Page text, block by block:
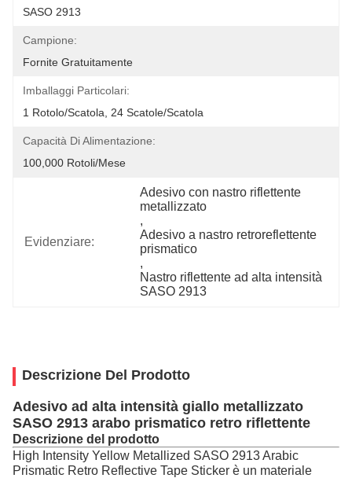
SASO 2913
Campione:
Fornite Gratuitamente
Imballaggi Particolari:
1 Rotolo/scatola, 24 Scatole/scatola
Capacità Di Alimentazione:
100,000 Rotoli/mese
Evidenziare:
Adesivo con nastro riflettente
metallizzato
,
Adesivo a nastro retroreflettente
prismatico
,
Nastro riflettente ad alta intensità
SASO 2913
Descrizione Del Prodotto
Adesivo ad alta intensità giallo metallizzato
SASO 2913 arabo prismatico retro riflettente
Descrizione del prodotto
High Intensity Yellow Metallized SASO 2913 Arabic
Prismatic Retro Reflective Tape Sticker è un materiale